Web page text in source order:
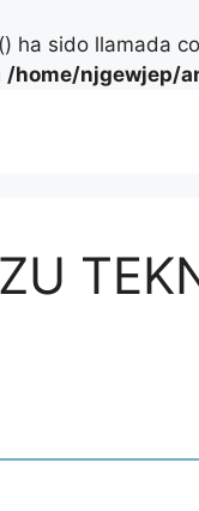
ha sido llamada
/home/njgewjep/